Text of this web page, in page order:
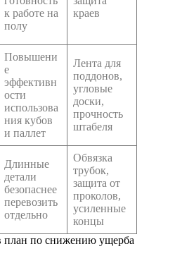
к работе на
полу
краев
Повышени
е
эффективн
ости
использова
ния кубов
и паллет
Лента для
поддонов,
угловые
доски,
прочность
штабеля
Длинные
детали
безопаснее
перевозить
отдельно
Обвязка
трубок,
защита от
проколов,
усиленные
концы
план по снижению ущерба